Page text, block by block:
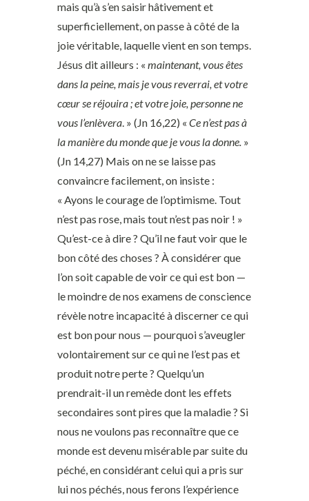
mais qu’à s’en saisir hâtivement et
superficiellement, on passe à côté de la
joie véritable, laquelle vient en son temps.
Jésus dit ailleurs : « maintenant, vous êtes
dans la peine, mais je vous reverrai, et votre
cœur se réjouira ; et votre joie, personne ne
vous l’enlèvera. » (Jn 16,22) « Ce n’est pas à
la manière du monde que je vous la donne.»
(Jn 14,27) Mais on ne se laisse pas
convaincre facilement, on insiste :
« Ayons le courage de l’optimisme. Tout
n’est pas rose, mais tout n’est pas noir ! »
Qu’est-ce à dire ? Qu’il ne faut voir que le
bon côté des choses ? À considérer que
l’on soit capable de voir ce qui est bon —
le moindre de nos examens de conscience
révèle notre incapacité à discerner ce qui
est bon pour nous — pourquoi s’aveugler
volontairement sur ce qui ne l’est pas et
produit notre perte ? Quelqu’un
prendrait-il un remède dont les effets
secondaires sont pires que la maladie ? Si
nous ne voulons pas reconnaître que ce
monde est devenu misérable par suite du
péché, en considérant celui qui a pris sur
lui nos péchés, nous ferons l’expérience